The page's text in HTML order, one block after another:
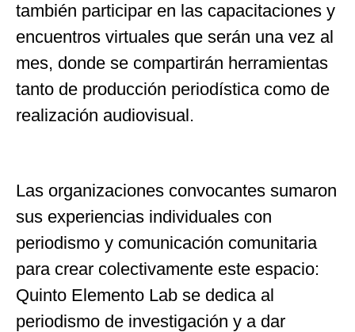
también participar en las capacitaciones y
encuentros virtuales que serán una vez al
mes, donde se compartirán herramientas
tanto de producción periodística como de
realización audiovisual.
Las organizaciones convocantes sumaron
sus experiencias individuales con
periodismo y comunicación comunitaria
para crear colectivamente este espacio:
Quinto Elemento Lab se dedica al
periodismo de investigación y a dar